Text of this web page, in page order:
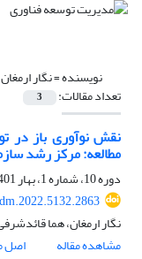
نویسنده =نگار ارمغان
تعداد مقالات: 3
نقش نوآوری باز در
مطالعه: مرکز رشد
دوره 10، شماره 1، بهار 1401، صفحه
نگار ارمغان، هما
مشاهده مقاله
اصل